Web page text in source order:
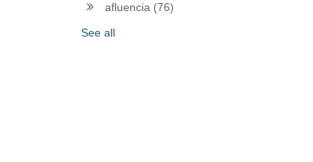
afluencia (76)
See all